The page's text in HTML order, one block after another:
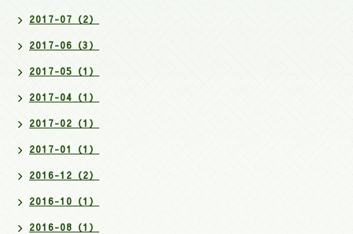
2017-07（2）
2017-06（3）
2017-05（1）
2017-04（1）
2017-02（1）
2017-01（1）
2016-12（2）
2016-10（1）
2016-08（1）